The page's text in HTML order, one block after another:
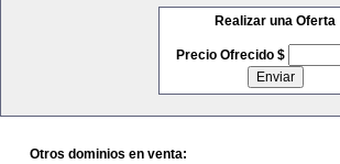
Realizar una Oferta
Precio Ofrecido $
Otros dominios en venta: